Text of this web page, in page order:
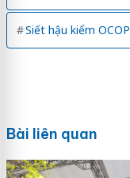
Siết hậu kiểm OCOP
Bài liên quan